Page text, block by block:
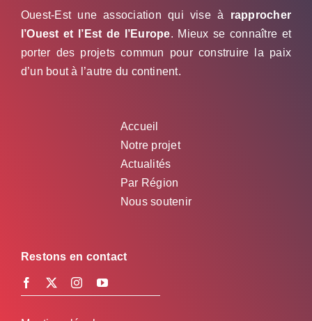
Ouest-Est une association qui vise à rapprocher
l’Ouest et l’Est de l’Europe. Mieux se connaître et
porter des projets commun pour construire la paix
d’un bout à l’autre du continent.
Accueil
Notre projet
Actualités
Par Région
Nous soutenir
Restons en contact